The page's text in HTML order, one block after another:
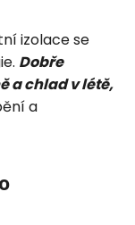
izolace se
Dobře
a chlad v létě,
a